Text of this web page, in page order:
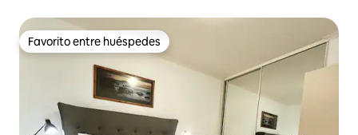
Favorito entre huéspedes
Favorito entre huéspedes